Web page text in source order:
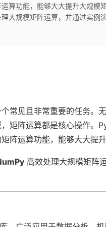
算功能，能够大大提升大规模
大规模矩阵运算，并通过实例
常见且非常重要的任务。
矩阵运算都是核心操作。
阵运算功能，能够大大提
高效处理大规模矩阵